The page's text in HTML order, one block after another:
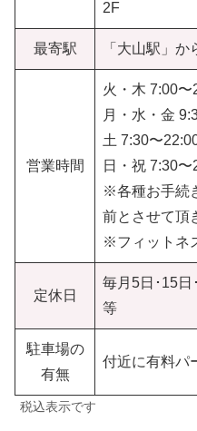
2F
最寄駅 「大山駅」か
営業時間
火・木 7:00〜
月・水・金
土 7:30〜
日・祝 7:30〜
※各種お手続
前とさせて頂
※フィットネ
定休日
毎月5日･15日
等
駐車場の
有無
付近に有料パ
税込表示です